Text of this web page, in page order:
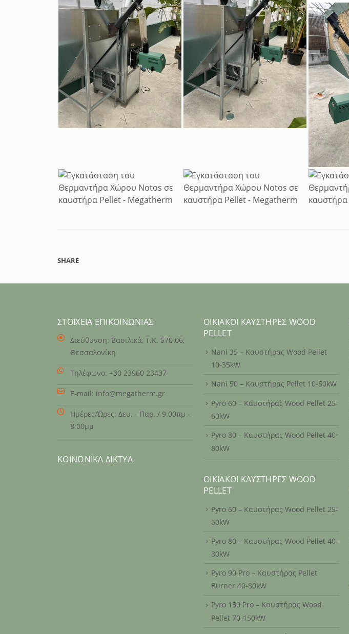
SHARE
ΣΤΟΙΧΕΊΑ ΕΠΙΚΟΙΝΩΝΊΑΣ
Διεύθυνση: Βασιλικά, Τ.Κ. 570 06,
Θεσσαλονίκη
Τηλέφωνο: +30 23960 23437
E-mail: info@megatherm.gr
Ημέρες/Ώρες: Δευ. - Παρ. / 9:00πμ -
8:00μμ
ΚΟΙΝΩΝΙΚΆ ΔΊΚΤΥΑ
ΟΙΚΙΑΚΟΊ ΚΑΥΣΤΉΡΕΣ WOOD
PELLET
Nani 35 – Καυστήρας Wood Pellet
10-35kW
Nani 50 – Καυστήρας Pellet 10-50kW
Pyro 60 – Καυστήρας Wood Pellet 25-
60kW
Pyro 80 – Καυστήρας Wood Pellet 40-
80kW
ΟΙΚΙΑΚΟΊ ΚΑΥΣΤΉΡΕΣ WOOD
PELLET
Pyro 60 – Καυστήρας Wood Pellet 25-
60kW
Pyro 80 – Καυστήρας Wood Pellet 40-
80kW
Pyro 90 Pro – Καυστήρας Pellet
Burner 40-80kW
Pyro 150 Pro – Καυστήρας Wood
Pellet 70-150kW